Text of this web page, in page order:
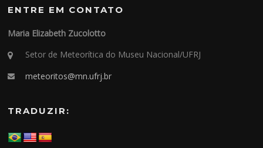
ENTRE EM CONTATO
Maria Elizabeth Zucolotto
Setor de Meteorítica do Museu Nacional/UFRJ
meteoritos@mn.ufrj.br
TRADUZIR: